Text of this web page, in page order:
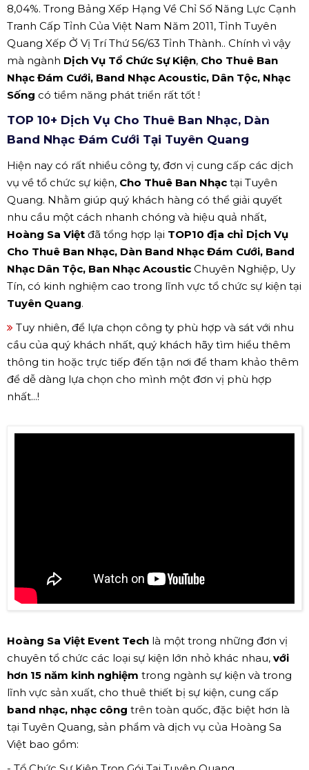
8,04%. Trong Bảng Xếp Hạng Về Chỉ Số Năng Lực Cạnh
Tranh Cấp Tỉnh Của Việt Nam Năm 2011, Tỉnh Tuyên
Quang Xếp Ở Vị Trí Thứ 56/63 Tỉnh Thành.. Chính vì vậy
mà ngành Dịch Vụ Tổ Chức Sự Kiện, Cho Thuê Ban
Nhạc Đám Cưới, Band Nhạc Acoustic, Dân Tộc, Nhạc
Sống có tiềm năng phát triển rất tốt !
TOP 10+ Dịch Vụ Cho Thuê Ban Nhạc, Dàn
Band Nhạc Đám Cưới Tại Tuyên Quang
Hiện nay có rất nhiều công ty, đơn vị cung cấp các dịch
vụ về tổ chức sự kiện, Cho Thuê Ban Nhạc tại Tuyên
Quang. Nhằm giúp quý khách hàng có thể giải quyết
nhu cầu một cách nhanh chóng và hiệu quả nhất,
Hoàng Sa Việt đã tổng hợp lại TOP10 địa chỉ Dịch Vụ
Cho Thuê Ban Nhạc, Dàn Band Nhạc Đám Cưới, Band
Nhạc Dân Tộc, Ban Nhạc Acoustic Chuyên Nghiệp, Uy
Tín, có kinh nghiệm cao trong lĩnh vực tổ chức sự kiện tại
Tuyên Quang.
Tuy nhiên, để lựa chọn công ty phù hợp và sát với nhu
cầu của quý khách nhất, quý khách hãy tìm hiểu thêm
thông tin hoặc trực tiếp đến tận nơi để tham khảo thêm
để dễ dàng lựa chọn cho mình một đơn vị phù hợp
nhất...!
Hoàng Sa Việt Event Tech là một trong những đơn vị
chuyên tổ chức các loại sự kiện lớn nhỏ khác nhau, với
hơn 15 năm kinh nghiệm trong ngành sự kiện và trong
lĩnh vực sản xuất, cho thuê thiết bị sự kiện, cung cấp
band nhạc, nhạc công trên toàn quốc, đặc biệt hơn là
tại Tuyên Quang, sản phẩm và dịch vụ của Hoàng Sa
Việt bao gồm: